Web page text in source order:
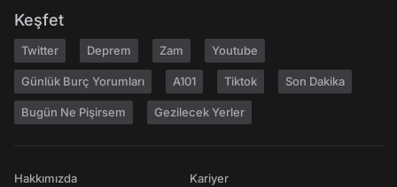
Keşfet
Twitter Deprem Zam Youtube
Günlük Burç Yorumları A101 Tiktok Son Dakika
Bugün Ne Pişirsem Gezilecek Yerler
Hakkımızda
Kariyer